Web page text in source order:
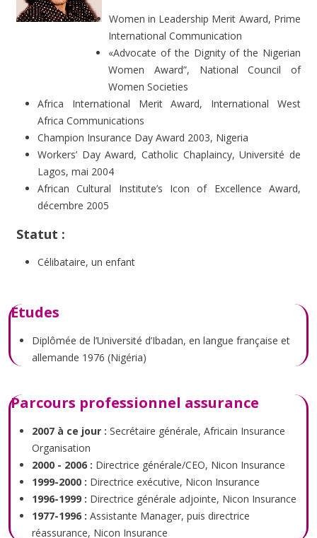
Women in Leadership Merit Award, Prime
International Communication
«Advocate of the Dignity of the Nigerian
Women Award”, National Council of
Women Societies
Africa International Merit Award, International West
Africa Communications
Champion Insurance Day Award 2003, Nigeria
Workers’ Day Award, Catholic Chaplaincy, Université de
Lagos, mai 2004
African Cultural Institute’s Icon of Excellence Award,
décembre 2005
Statut :
Célibataire, un enfant
Etudes
Diplômée de l’Université d’Ibadan, en langue française et
allemande 1976 (Nigéria)
Parcours professionnel assurance
2007 à ce jour : Secrétaire générale, Africain Insurance
Organisation
2000 - 2006 : Directrice générale/CEO, Nicon Insurance
1999-2000 : Directrice exécutive, Nicon Insurance
1996-1999 : Directrice générale adjointe, Nicon Insurance
1977-1996 : Assistante Manager, puis directrice
réassurance, Nicon Insurance